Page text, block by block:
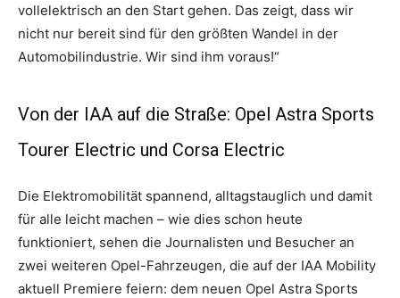
vollelektrisch an den Start gehen. Das zeigt, dass wir
nicht nur bereit sind für den größten Wandel in der
Automobilindustrie. Wir sind ihm voraus!“
Von der IAA auf die Straße: Opel Astra Sports
Tourer Electric und Corsa Electric
Die Elektromobilität spannend, alltagstauglich und damit
für alle leicht machen – wie dies schon heute
funktioniert, sehen die Journalisten und Besucher an
zwei weiteren Opel-Fahrzeugen, die auf der IAA Mobility
aktuell Premiere feiern: dem neuen Opel Astra Sports